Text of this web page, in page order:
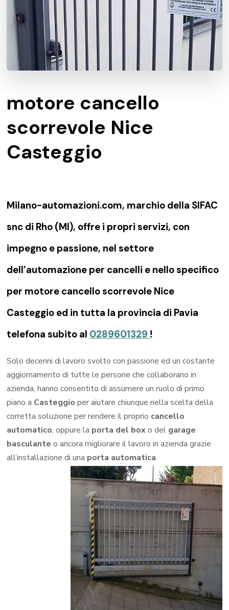
motore cancello
scorrevole Nice
Casteggio
Milano-automazioni.com, marchio della SIFAC
snc di Rho (MI), offre i propri servizi, con
impegno e passione, nel settore
dell’automazione per cancelli e nello specifico
per motore cancello scorrevole Nice
Casteggio ed in tutta la provincia di Pavia
telefona subito al 0289601329 !
Solo decenni di lavoro svolto con passione ed un costante
aggiornamento di tutte le persone che collaborano in
azienda, hanno consentito di assumere un ruolo di primo
piano a Casteggio per aiutare chiunque nella scelta della
corretta soluzione per rendere il proprio cancello
automatico, oppure la porta del boxo del garage
basculante o ancora migliorare il lavoro in azienda grazie
all’installazione di una porta automatica.